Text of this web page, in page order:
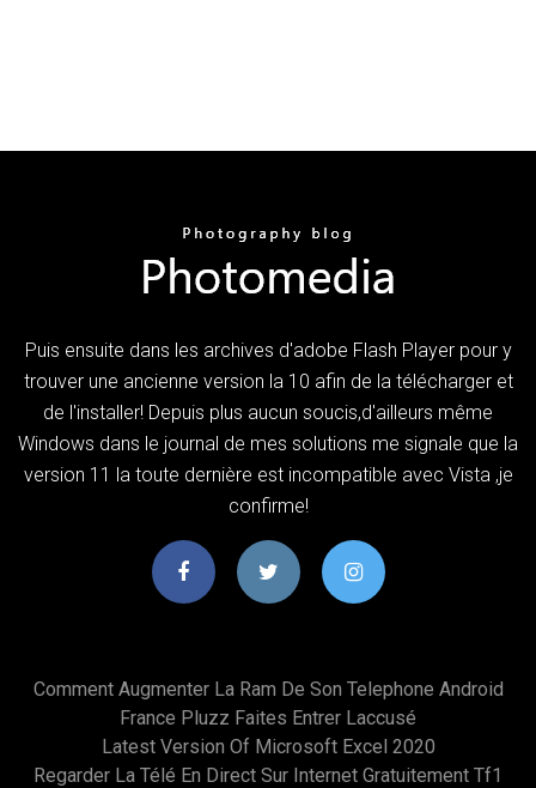
Puis ensuite dans les archives d'adobe Flash Player pour y
trouver une ancienne version la 10 afin de la télécharger et
de l'installer! Depuis plus aucun soucis,d'ailleurs même
Windows dans le journal de mes solutions me signale que la
version 11 la toute dernière est incompatible avec Vista ,je
confirme!
Comment Augmenter La Ram De Son Telephone Android
France Pluzz Faites Entrer Laccusé
Latest Version Of Microsoft Excel 2020
Regarder La Télé En Direct Sur Internet Gratuitement Tf1